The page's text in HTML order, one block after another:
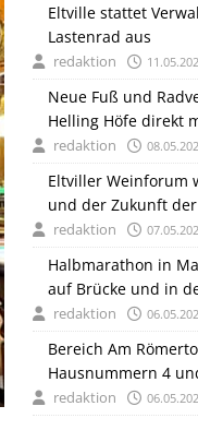
Eltville stattet
Lastenrad aus
redaktion
Neue Fuß und
Helling Höfe direkt
redaktion
Eltviller Weinforum
und der Zukunft
redaktion
Halbmarathon in
auf Brücke und in
redaktion
Bereich Am
Hausnummern 4
gesperrt
redaktion